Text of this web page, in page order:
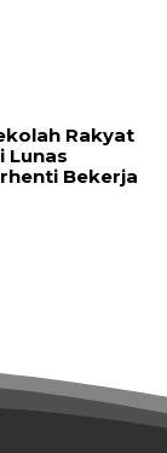
Rakyat
Lunas
Bekerja